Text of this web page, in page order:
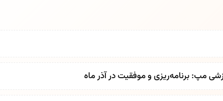
مپ: برنامه‌ریزی و موفقیت در آذر ماه